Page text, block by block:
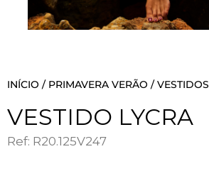
INÍCIO / PRIMAVERA VERÃO /VESTIDOS
VESTIDO LYCRA
Ref: R20.125V247